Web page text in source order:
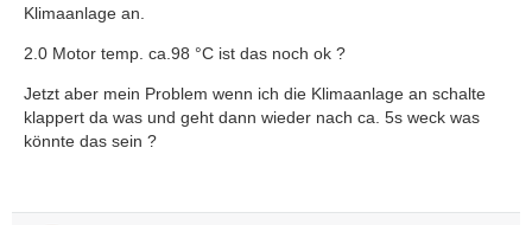
Klimaanlage an.
2.0 Motor temp. ca.98 °C ist das noch ok ?
Jetzt aber mein Problem wenn ich die Klimaanlage an schalte
klappert da was und geht dann wieder nach ca. 5s weck was
könnte das sein ?